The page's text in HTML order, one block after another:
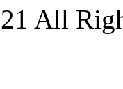
All